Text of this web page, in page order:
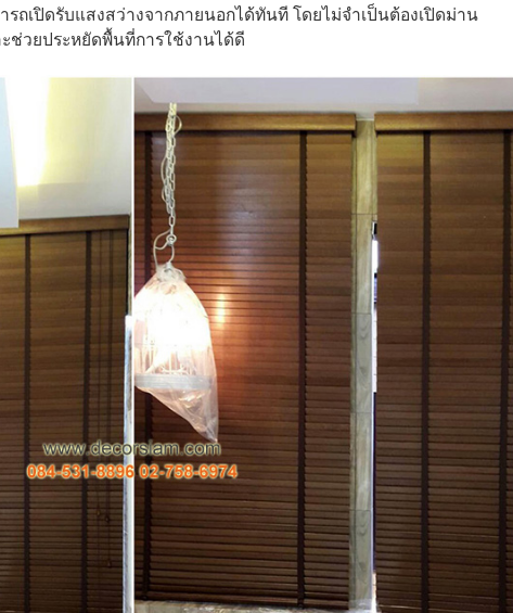
ถเปิดรับแสงสว่างจากภายนอกได้ทันที โดยไม่จำเป็นต้องเปิดม่าน
ช่วยประหยัดพื้นที่การใช้งานได้ดี